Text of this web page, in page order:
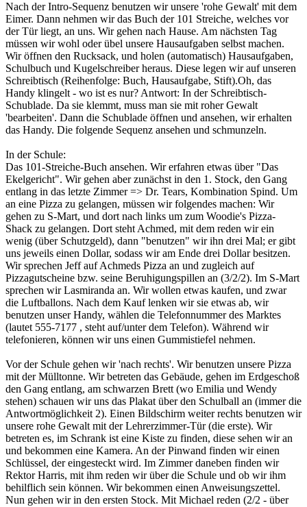
Nach der Intro-Sequenz benutzen wir unsere 'rohe Gewalt' mit dem
Eimer. Dann nehmen wir das Buch der 101 Streiche, welches vor
der Tür liegt, an uns. Wir gehen nach Hause. Am nächsten Tag
müssen wir wohl oder übel unsere Hausaufgaben selbst machen.
Wir öffnen den Rucksack, und holen (automatisch) Hausaufgaben,
Schulbuch und Kugelschreiber heraus. Diese legen wir auf unseren
Schreibtisch (Reihenfolge: Buch, Hausaufgabe, Stift).Oh, das
Handy klingelt - wo ist es nur? Antwort: In der Schreibtisch-
Schublade. Da sie klemmt, muss man sie mit roher Gewalt
'bearbeiten'. Dann die Schublade öffnen und ansehen, wir erhalten
das Handy. Die folgende Sequenz ansehen und schmunzeln.
In der Schule:
Das 101-Streiche-Buch ansehen. Wir erfahren etwas über "Das
Ekelgericht". Wir gehen aber zunächst in den 1. Stock, den Gang
entlang in das letzte Zimmer => Dr. Tears, Kombination Spind. Um
an eine Pizza zu gelangen, müssen wir folgendes machen: Wir
gehen zu S-Mart, und dort nach links um zum Woodie's Pizza-
Shack zu gelangen. Dort steht Achmed, mit dem reden wir ein
wenig (über Schutzgeld), dann "benutzen" wir ihn drei Mal; er gibt
uns jeweils einen Dollar, sodass wir am Ende drei Dollar besitzen.
Wir sprechen Jeff auf Achmeds Pizza an und zugleich auf
Pizzagutscheine bzw. seine Beruhigungspillen an (3/2/2). Im S-Mart
sprechen wir Lasmiranda an. Wir wollen etwas kaufen, und zwar
die Luftballons. Nach dem Kauf lenken wir sie etwas ab, wir
benutzen unser Handy, wählen die Telefonnummer des Marktes
(lautet 555-7177 , steht auf/unter dem Telefon). Während wir
telefonieren, können wir uns einen Gummistiefel nehmen.
Vor der Schule gehen wir 'nach rechts'. Wir benutzen unsere Pizza
mit der Mülltonne. Wir betreten das Gebäude, gehen im Erdgeschoß
den Gang entlang, am schwarzen Brett (wo Emilia und Wendy
stehen) schauen wir uns das Plakat über den Schulball an (immer die
Antwortmöglichkeit 2). Einen Bildschirm weiter rechts benutzen wir
unsere rohe Gewalt mit der Lehrerzimmer-Tür (die erste). Wir
betreten es, im Schrank ist eine Kiste zu finden, diese sehen wir an
und bekommen eine Kamera. An der Pinwand finden wir einen
Schlüssel, der eingesteckt wird. Im Zimmer daneben finden wir
Rektor Harris, mit ihm reden wir über die Schule und ob wir ihm
behilflich sein können. Wir bekommen einen Anweisungszettel.
Nun gehen wir in den ersten Stock. Mit Michael reden (2/2 - über